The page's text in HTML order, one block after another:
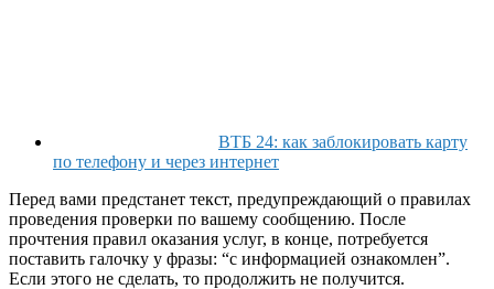
ВТБ 24: как заблокировать карту
по телефону и через интернет
Перед вами предстанет текст, предупреждающий о правилах
проведения проверки по вашему сообщению. После
прочтения правил оказания услуг, в конце, потребуется
поставить галочку у фразы: “с информацией ознакомлен”.
Если этого не сделать, то продолжить не получится.